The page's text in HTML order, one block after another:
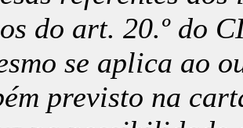
do art. 20.º do
se aplica ao
previsto na